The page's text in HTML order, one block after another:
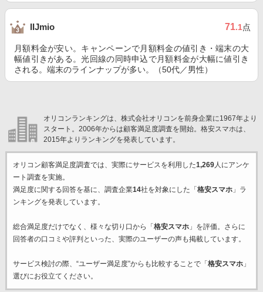
IIJmio 71.1点
月額料金が安い。キャンペーンで月額料金の値引き・端末の大
幅値引きがある。光回線の同時申込で月額料金が大幅に値引き
される。端末のラインナップが多い。（50代／男性）
オリコンランキングは、株式会社オリコンを前身企業に1967年より
スタート。2006年からは顧客満足度調査を開始。格安スマホは、
2015年よりランキングを発表しています。
オリコン顧客満足度調査では、実際にサービスを利用した1,269人にアンケ
ート調査を実施。
満足度に関する回答を基に、調査企業14社を対象にした「 格安スマホ」ラ
ンキングを発表しています。
総合満足度だけでなく、様々な切り口から「 格安スマホ」を評価。さらに
回答者の口コミや評判といった、実際のユーザーの声も掲載しています。
サービス検討の際、“ユーザー満足度”からも比較することで「 格安スマホ」
選びにお役立てください。